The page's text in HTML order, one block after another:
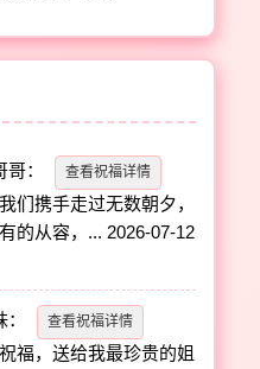
哥： 查看祝福详情
们携手走过无数朝夕，
的从容，... 2026-07-12
： 查看祝福详情
福，送给我最珍贵的姐